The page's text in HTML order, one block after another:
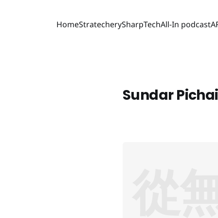
HomeStratecherySharpTechAll-In podcast
Sundar Pichai